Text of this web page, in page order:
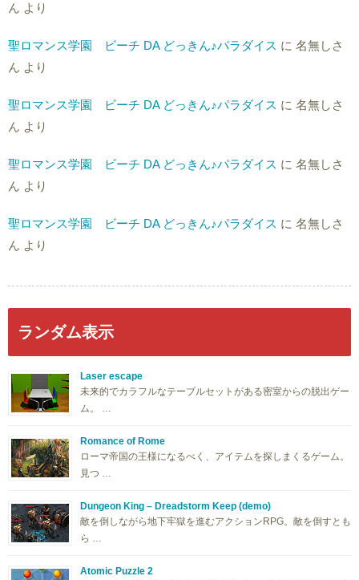
ん より
聖ロマンス学園 ビーチ DA どっきん♪パラダイス に 名無しさ
ん より
聖ロマンス学園 ビーチ DA どっきん♪パラダイス に 名無しさ
ん より
聖ロマンス学園 ビーチ DA どっきん♪パラダイス に 名無しさ
ん より
聖ロマンス学園 ビーチ DA どっきん♪パラダイス に 名無しさ
ん より
ランダム表示
Laser escape
未来的でカラフルなテーブルセットがある密室からの脱出ゲー
ム。 …
Romance of Rome
ローマ帝国の王様になるべく、アイテムを探しまくるゲーム。
見つ …
Dungeon King – Dreadstorm Keep (demo)
敵を倒しながら地下牢獄を進むアクションRPG。敵を倒すとも
ら …
Atomic Puzzle 2